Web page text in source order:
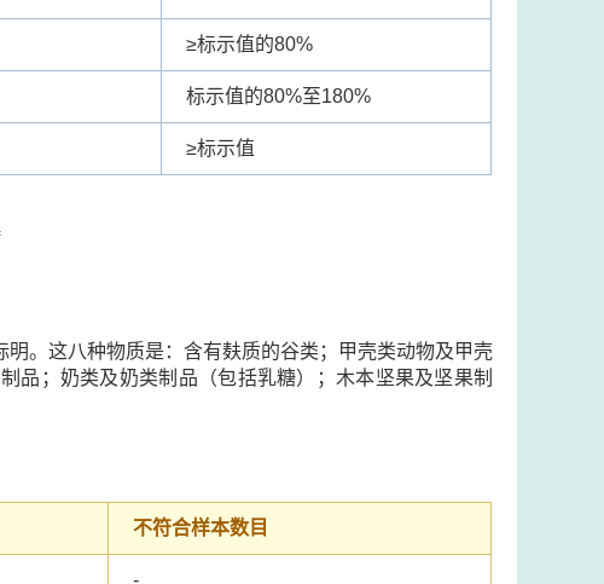
≥标示值的80%
标示值的80%至180%
≥标示值
。这八种物质是：含有麸质的谷类；甲壳类动物及甲壳
品；奶类及奶类制品（包括乳糖）；木本坚果及坚果制
不符合样本数目
-